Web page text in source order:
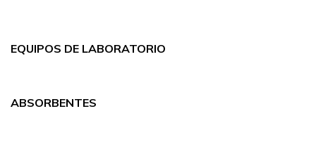
EQUIPOS DE LABORATORIO
ABSORBENTES